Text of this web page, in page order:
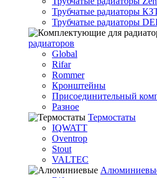
Трубчатые радиаторы
Трубчатые радиаторы
радиаторов
Global
Rifar
Rommer
Кронштейны
Присоединительный
Разное
Термостаты
IQWATT
Oventrop
Stout
VALTEC